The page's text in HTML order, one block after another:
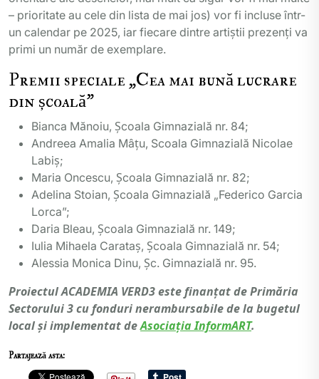
– prioritate au cele din lista de mai jos) vor fi incluse într-
un calendar pe 2025, iar fiecare dintre artiștii prezenți va
primi un număr de exemplare.
Premii speciale „Cea mai bună lucrare
din școală”
Bianca Mănoiu, Școala Gimnazială nr. 84;
Andreea Amalia Mâțu, Scoala Gimnazială Nicolae
Labiș;
Maria Oncescu, Școala Gimnazială nr. 82;
Adelina Stoian, Școala Gimnazială „Federico Garcia
Lorca”;
Daria Bleau, Școala Gimnazială nr. 149;
Iulia Mihaela Carataș, Școala Gimnazială nr. 54;
Alessia Monica Dinu, Șc. Gimnazială nr. 95.
Proiectul ACADEMIA VERD3 este finanțat de Primăria
Sectorului 3 cu fonduri nerambursabile de la bugetul
local și implementat deAsociația InformART.
Partajează asta: